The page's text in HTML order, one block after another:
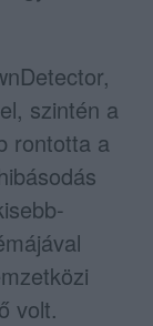
szintén a
rontotta a
volt.